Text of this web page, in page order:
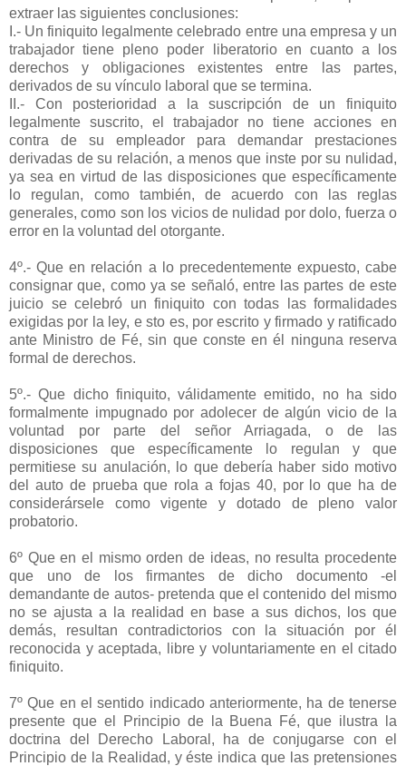
extraer las siguientes conclusiones:
I.- Un finiquito legalmente celebrado entre una empresa y un
trabajador tiene pleno poder liberatorio en cuanto a los
derechos y obligaciones existentes entre las partes,
derivados de su vínculo laboral que se termina.
II.- Con posterioridad a la suscripción de un finiquito
legalmente suscrito, el trabajador no tiene acciones en
contra de su empleador para demandar prestaciones
derivadas de su relación, a menos que inste por su nulidad,
ya sea en virtud de las disposiciones que específicamente
lo regulan, como también, de acuerdo con las reglas
generales, como son los vicios de nulidad por dolo, fuerza o
error en la voluntad del otorgante.
4º.- Que en relación a lo precedentemente expuesto, cabe
consignar que, como ya se señaló, entre las partes de este
juicio se celebró un finiquito con todas las formalidades
exigidas por la ley, e sto es, por escrito y firmado y ratificado
ante Ministro de Fé, sin que conste en él ninguna reserva
formal de derechos.
5º.- Que dicho finiquito, válidamente emitido, no ha sido
formalmente impugnado por adolecer de algún vicio de la
voluntad por parte del señor Arriagada, o de las
disposiciones que específicamente lo regulan y que
permitiese su anulación, lo que debería haber sido motivo
del auto de prueba que rola a fojas 40, por lo que ha de
considerársele como vigente y dotado de pleno valor
probatorio.
6º Que en el mismo orden de ideas, no resulta procedente
que uno de los firmantes de dicho documento -el
demandante de autos- pretenda que el contenido del mismo
no se ajusta a la realidad en base a sus dichos, los que
demás, resultan contradictorios con la situación por él
reconocida y aceptada, libre y voluntariamente en el citado
finiquito.
7º Que en el sentido indicado anteriormente, ha de tenerse
presente que el Principio de la Buena Fé, que ilustra la
doctrina del Derecho Laboral, ha de conjugarse con el
Principio de la Realidad, y éste indica que las pretensiones